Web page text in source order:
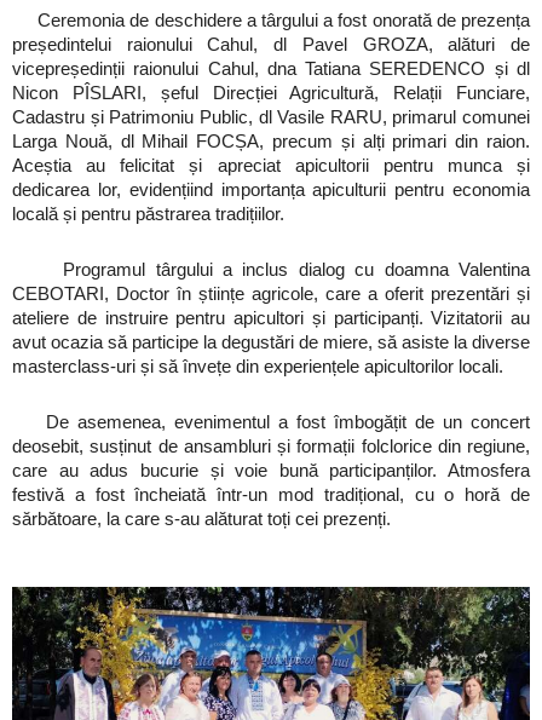
Ceremonia de deschidere a târgului a fost onorată de prezența
președintelui raionului Cahul, dl Pavel GROZA, alături de
vicepreședinții raionului Cahul, dna Tatiana SEREDENCO și dl
Nicon PÎSLARI, șeful Direcției Agricultură, Relații Funciare,
Cadastru și Patrimoniu Public, dl Vasile RARU, primarul comunei
Larga Nouă, dl Mihail FOCȘA, precum și alți primari din raion.
Aceștia au felicitat și apreciat apicultorii pentru munca și
dedicarea lor, evidențiind importanța apiculturii pentru economia
locală și pentru păstrarea tradițiilor.
Programul târgului a inclus dialog cu doamna Valentina
CEBOTARI, Doctor în științe agricole, care a oferit prezentări și
ateliere de instruire pentru apicultori și participanți. Vizitatorii au
avut ocazia să participe la degustări de miere, să asiste la diverse
masterclass-uri și să învețe din experiențele apicultorilor locali.
De asemenea, evenimentul a fost îmbogățit de un concert
deosebit, susținut de ansambluri și formații folclorice din regiune,
care au adus bucurie și voie bună participanților. Atmosfera
festivă a fost încheiată într-un mod tradițional, cu o horă de
sărbătoare, la care s-au alăturat toți cei prezenți.